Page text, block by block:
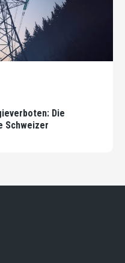
Die
Schweizer